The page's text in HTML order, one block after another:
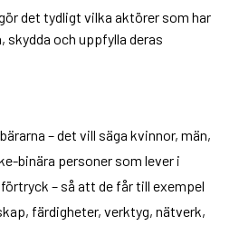
det tydligt vilka aktörer som har
och uppfylla deras
– det vill säga kvinnor, män,
binära personer som lever i
– så att de får till exempel
färdigheter, verktyg, nätverk,